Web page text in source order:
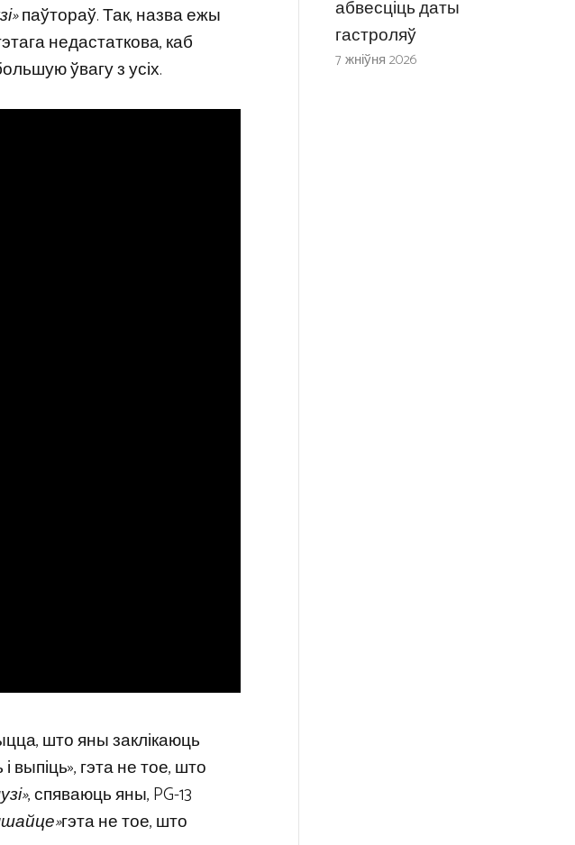
паўтораў. Так, назва ежы
недастаткова, каб
ўвагу з усіх.
што яны заклікаюць
выпіць», гэта не тое, што
, спяваюць яны, PG-13
гэта не тое, што
абвесціць даты
гастроляў
7 жніўня 2026